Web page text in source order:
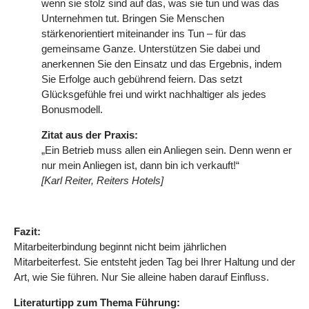
wenn sie stolz sind auf das, was sie tun und was das
Unternehmen tut. Bringen Sie Menschen
stärkenorientiert miteinander ins Tun – für das
gemeinsame Ganze. Unterstützen Sie dabei und
anerkennen Sie den Einsatz und das Ergebnis, indem
Sie Erfolge auch gebührend feiern. Das setzt
Glücksgefühle frei und wirkt nachhaltiger als jedes
Bonusmodell.
Zitat aus der Praxis:
„Ein Betrieb muss allen ein Anliegen sein. Denn wenn er
nur mein Anliegen ist, dann bin ich verkauft!“
[Karl Reiter, Reiters Hotels]
Fazit:
Mitarbeiterbindung beginnt nicht beim jährlichen
Mitarbeiterfest. Sie entsteht jeden Tag bei Ihrer Haltung und der
Art, wie Sie führen. Nur Sie alleine haben darauf Einfluss.
Literaturtipp zum Thema Führung: